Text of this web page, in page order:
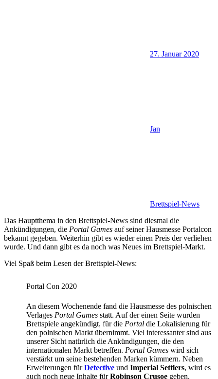
27. Januar 2020
Jan
Brettspiel-News
Das Hauptthema in den Brettspiel-News sind diesmal die
Ankündigungen, die Portal Games auf seiner Hausmesse Portalcon
bekannt gegeben. Weiterhin gibt es wieder einen Preis der verliehen
wurde. Und dann gibt es da noch was Neues im Brettspiel-Markt.
Viel Spaß beim Lesen der Brettspiel-News:
Portal Con 2020
An diesem Wochenende fand die Hausmesse des polnischen
Verlages Portal Games statt. Auf der einen Seite wurden
Brettspiele angekündigt, für die Portal die Lokalisierung für
den polnischen Markt übernimmt. Viel interessanter sind aus
unserer Sicht natürlich die Ankündigungen, die den
internationalen Markt betreffen. Portal Games wird sich
verstärkt um seine bestehenden Marken kümmern. Neben
Erweiterungen fürDetective und Imperial Settlers, wird es
auch noch neue Inhalte fürRobinson Crusoe geben.